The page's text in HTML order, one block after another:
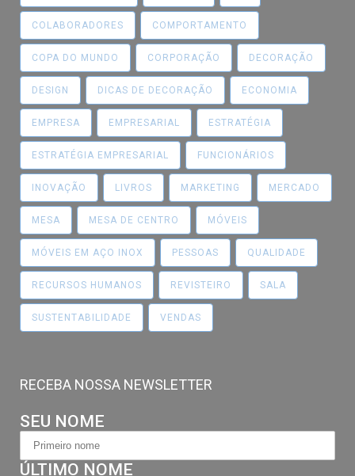
COLABORADORES COMPORTAMENTO
COPA DO MUNDO CORPORAÇÃO DECORAÇÃO
DESIGN DICAS DE DECORAÇÃO ECONOMIA
EMPRESA EMPRESARIAL ESTRATÉGIA
ESTRATÉGIA EMPRESARIAL FUNCIONÁRIOS
INOVAÇÃO LIVROS MARKETING MERCADO
MESA MESA DE CENTRO MÓVEIS
MÓVEIS EM AÇO INOX PESSOAS QUALIDADE
RECURSOS HUMANOS REVISTEIRO SALA
SUSTENTABILIDADE VENDAS
RECEBA NOSSA NEWSLETTER
SEU NOME
ÚLTIMO NOME